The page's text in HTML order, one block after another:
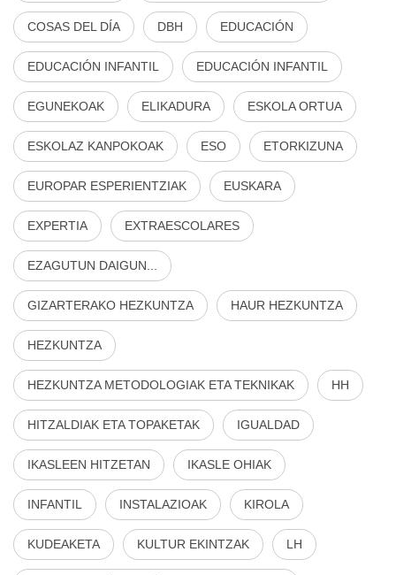
COSAS DEL DÍA DBH EDUCACIÓN
EDUCACIÓN INFANTIL EDUCACIÓN INFANTIL
EGUNEKOAK ELIKADURA ESKOLA ORTUA
ESKOLAZ KANPOKOAK ESO ETORKIZUNA
EUROPAR ESPERIENTZIAK EUSKARA
EXPERTIA EXTRAESCOLARES
EZAGUTUN DAIGUN...
GIZARTERAKO HEZKUNTZA HAUR HEZKUNTZA
HEZKUNTZA
HEZKUNTZA METODOLOGIAK ETA TEKNIKAK HH
HITZALDIAK ETA TOPAKETAK IGUALDAD
IKASLEEN HITZETAN IKASLE OHIAK
INFANTIL INSTALAZIOAK KIROLA
KUDEAKETA KULTUR EKINTZAK LH